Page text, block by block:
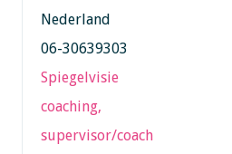
Nederland
06-30639303
Spiegelvisie
coaching,
supervisor/coach